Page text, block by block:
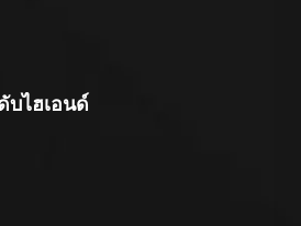
บไฮเอนด์